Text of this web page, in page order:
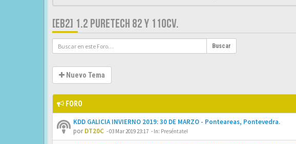
[EB2] 1.2 PURETECH 82 Y 110CV.
Buscar
Nuevo Tema
FORO
KDD GALICIA INVIERNO 2019: 30 DE MARZO - Ponteareas, Pontevedra.
porDT20C -03 Mar 2019 23:17 - In: Preséntate!